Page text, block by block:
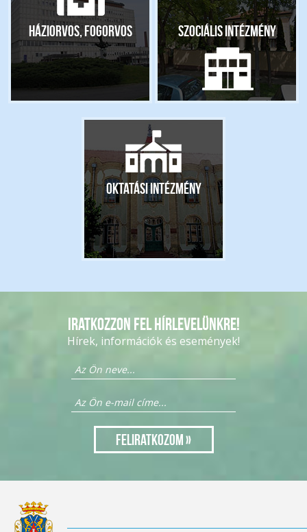
Háziorvos, fogorvos Szociális intézmény
Oktatási intézmény
Iratkozzon fel hírlevelünkre!
Hírek, információk és események!